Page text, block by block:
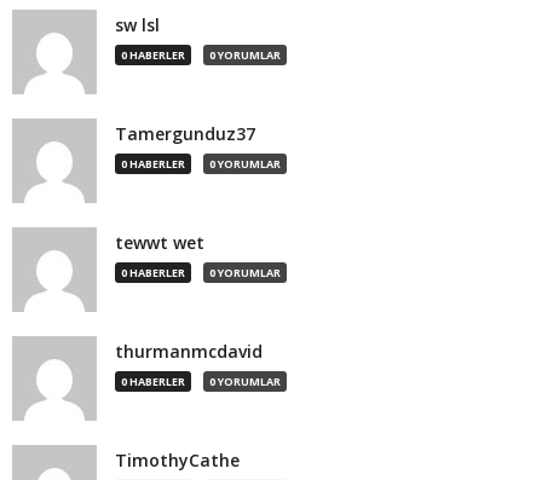
sw lsl
0 HABERLER 0 YORUMLAR
Tamergunduz37
0 HABERLER 0 YORUMLAR
tewwt wet
0 HABERLER 0 YORUMLAR
thurmanmcdavid
0 HABERLER 0 YORUMLAR
TimothyCathe